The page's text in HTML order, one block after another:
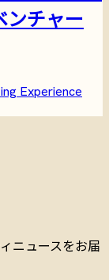
ンチャー
Experience
ニュースをお届